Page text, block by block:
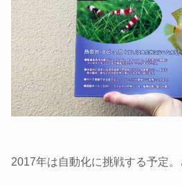
2017年は自動化に挑戦する予定。